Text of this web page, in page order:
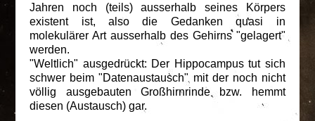
Jahren noch (teils) ausserhalb seines Körpers
existent ist, also die Gedanken quasi in
molekulärer Art ausserhalb des Gehirns "gelagert"
werden.
"Weltlich" ausgedrückt: Der Hippocampus tut sich
schwer beim "Datenaustausch" mit der noch nicht
völlig ausgebauten Großhirnrinde bzw. hemmt
diesen (Austausch) gar.